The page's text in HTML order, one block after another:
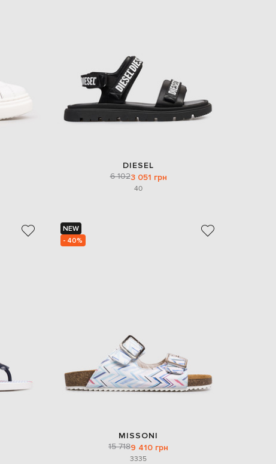
Luxembourg
Sweden
DIESEL
6 1023 051 грн
40
NEW
- 40%
MISSONI
15 7189 410 грн
3335